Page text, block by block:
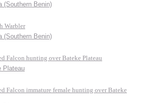
(Southern Benin)
Warbler
(Southern Benin)
Falcon hunting over Bateke Plateau
Plateau
Falcon immature female hunting over Bateke